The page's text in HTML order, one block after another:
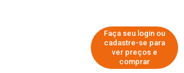
Faça seu login ou
cadastre-se para
ver preços e
comprar